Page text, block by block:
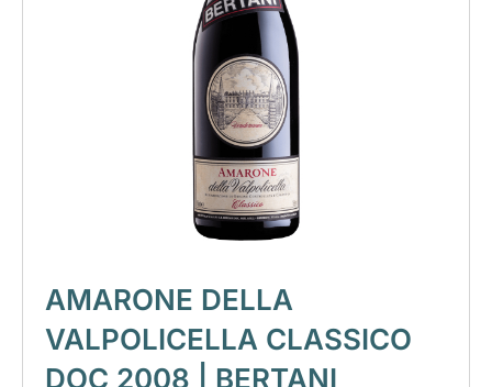
AMARONE DELLA
VALPOLICELLA CLASSICO
DOC 2008 | BERTANI